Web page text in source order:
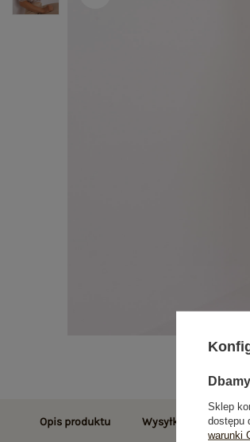
Opis produktu Wysyłka i dostawa
Sklep
dostępu
warunki